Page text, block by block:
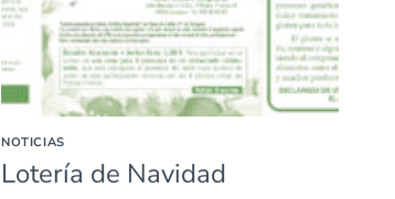
NOTICIAS
Lotería de Navidad